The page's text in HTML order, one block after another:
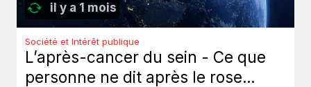
il y a 1 mois
Société et Intérêt publique
L’après-cancer du sein - Ce que
personne ne dit après le rose…